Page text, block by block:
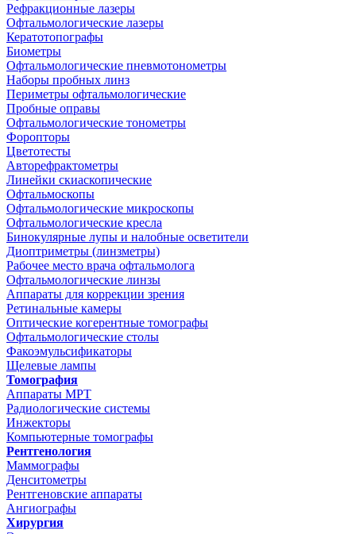
Рефракционные лазеры
Офтальмологические лазеры
Кератотопографы
Биометры
Офтальмологические пневмотонометры
Наборы пробных линз
Периметры офтальмологические
Пробные оправы
Офтальмологические тонометры
Форопторы
Цветотесты
Авторефрактометры
Линейки скиаскопические
Офтальмоскопы
Офтальмологические микроскопы
Офтальмологические кресла
Бинокулярные лупы и налобные осветители
Диоптриметры (линзметры)
Рабочее место врача офтальмолога
Офтальмологические линзы
Аппараты для коррекции зрения
Ретинальные камеры
Оптические когерентные томографы
Офтальмологические столы
Факоэмульсификаторы
Щелевые лампы
Томография
Аппараты МРТ
Радиологические системы
Инжекторы
Компьютерные томографы
Рентгенология
Маммографы
Денситометры
Рентгеновские аппараты
Ангиографы
Хирургия